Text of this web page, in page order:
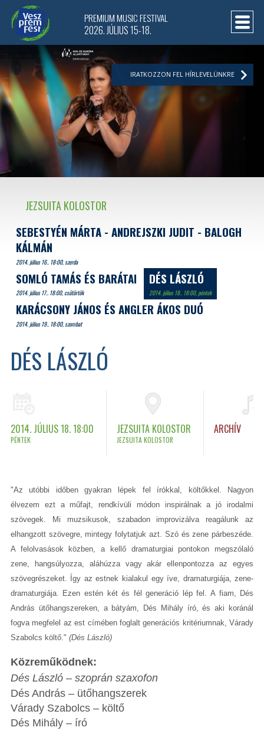
DÉS LÁSZLÓ
2014. JÚLIUS 18. 18:00
PÉNTEK
JEZSUITA KOLOSTOR
JEZSUITA KOLOSTOR
ARCHÍV
"Az utóbbi időben gyakran lépek fel írókkal, költőkkel. Nagyon
élvezem ezt a műfajt, rendkívüli módon inspirálnak a jó irodalmi
szövegek. Mi muzsikusok, szabadon improvizálva reagálunk az
elhangzott szövegre, mintegy folytatjuk azt. Szó és zene párbeszéde.
A felolvasások közben, a kellő dramaturgiai pontokon megszólaló
zene, hangsúlyozza, aláhúzza vagy akár ellenpontozza az egyes
szövegrészeket. Így az estnek kialakul egy íve, dramaturgiája, zene-
dramaturgiája.
Ezen estén két és fél generáció lép fel. A fiam, Dés
András ütőhangszereken, a bátyám, Dés Mihály író, és aki koránál
fogva megfelel az est címében foglalt generációs kritériumnak, Várady
Szabolcs költő." (Dés László)
Közreműködnek:
Dés László – szoprán szaxofon
Dés András – ütőhangszerek
Várady Szabolcs – költő
Dés Mihály – író
JEZSUITA KOLOSTOR
SEBESTYÉN MÁRTA - ANDREJSZKI JUDIT - BALOGH
KÁLMÁN
2014. július 16.. 18:00, szerda
SOMLÓ TAMÁS ÉS BARÁTAI
2014. július 17.. 18:00, csütörtök
DÉS LÁSZLÓ
2014. július 18.. 18:00, péntek
KARÁCSONY JÁNOS ÉS ANGLER ÁKOS DUÓ
2014. július 19.. 18:00, szombat
PREMIUM MUSIC FESTIVAL
2026. JÚLIUS 15-18.
IRATKOZZON FEL HÍRLEVELÜNKRE